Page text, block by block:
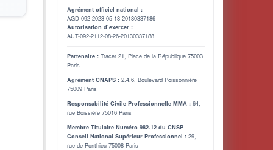
Agrément officiel national :
AGD-092-2023-05-18-20180337186
Autorisation d’exercer :
AUT-092-2112-08-26-20130337188
Partenaire :Tracer 21, Place de la République 75003
Paris
Agrément CNAPS :2.4.6. Boulevard Poissonnière
75009 Paris
Responsabilité Civile Professionnelle MMA :64,
rue Boissière 75016 Paris
Membre Titulaire Numéro 982.12 du CNSP –
Conseil National Supérieur Professionnel :29,
rue de Ponthieu 75008 Paris